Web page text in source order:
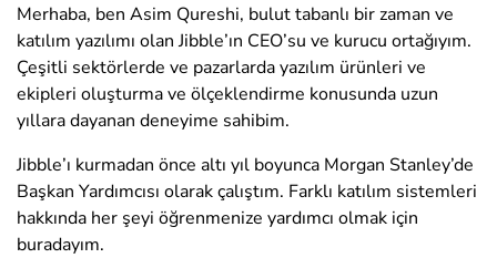
Merhaba, ben Asim Qureshi, bulut tabanlı bir zaman ve
katılım yazılımı olan Jibble’ın CEO’su ve kurucu ortağıyım.
Çeşitli sektörlerde ve pazarlarda yazılım ürünleri ve
ekipleri oluşturma ve ölçeklendirme konusunda uzun
yıllara dayanan deneyime sahibim.
Jibble’ı kurmadan önce altı yıl boyunca Morgan Stanley’de
Başkan Yardımcısı olarak çalıştım. Farklı katılım sistemleri
hakkında her şeyi öğrenmenize yardımcı olmak için
buradayım.